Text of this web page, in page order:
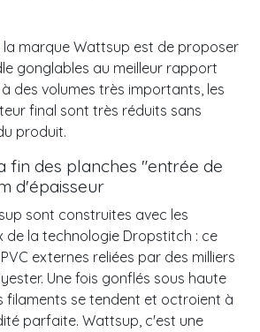
marque Wattsup est de proposer
gonglables au meilleur rapport
des volumes très importants, les
final sont très réduits sans
produit.
fin des planches "entrée de
d'épaisseur
sont construites avec les
de la technologie Dropstitch : ce
externes reliées par des milliers
Une fois gonflés sous haute
filaments se tendent et octroient à
parfaite. Wattsup, c'est une